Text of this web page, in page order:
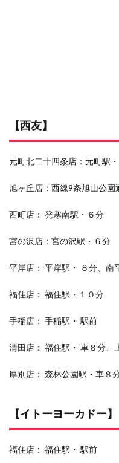
【西友】
元町北二十四条店：元町駅
旭ヶ丘店：西線9条旭山公
西町店： 発寒南駅・６分
宮の沢店：宮の沢駅・６分
平岸店： 平岸駅・ ８分、南
福住店： 福住駅・１０分
手稲店： 手稲駅・ 駅前
清田店： 福住駅・ 車８分、
厚別店： 森林公園駅・車８
【イトーヨーカドー】
福住店： 福住駅・ 駅前